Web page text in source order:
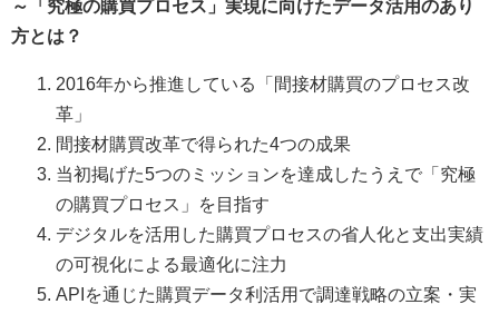
～「究極の購買プロセス」実現に向けたデータ活用のあり
方とは？
2016年から推進している「間接材購買のプロセス改
革」
間接材購買改革で得られた4つの成果
当初掲げた5つのミッションを達成したうえで「究極
の購買プロセス」を目指す
デジタルを活用した購買プロセスの省人化と支出実績
の可視化による最適化に注力
APIを通じた購買データ利活用で調達戦略の立案・実